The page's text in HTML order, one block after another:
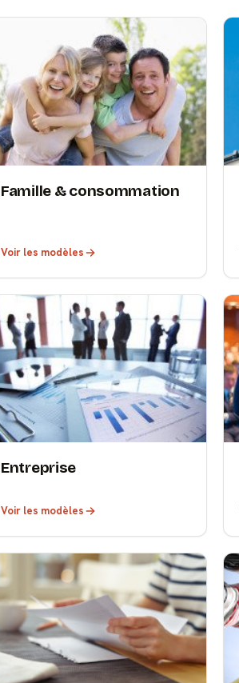
Famille & consommation
Voir les modèles
Entreprise
Voir les modèles